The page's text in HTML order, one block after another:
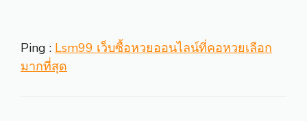
Ping : Lsm99 เว็บซื้อหวยออนไลน์ที่คอหวยเลือก
มากที่สุด